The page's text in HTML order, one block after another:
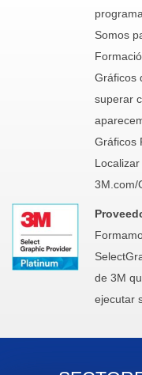
Somos
Gráficos
superar
Gráficos
3M.com/
de 3M
ejecutar